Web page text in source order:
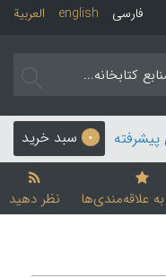
العربیة english فارسی
0 سبد خرید
علاقه‌مندی‌ها نظر دهید